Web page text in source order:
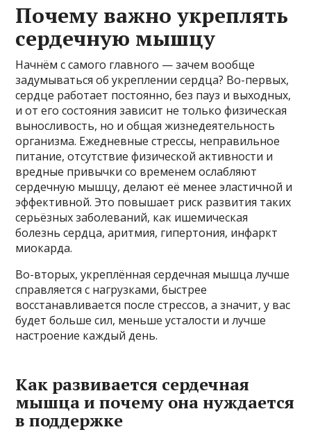
Почему важно укреплять
сердечную мышцу
Начнём с самого главного — зачем вообще
задумываться об укреплении сердца? Во-первых,
сердце работает постоянно, без пауз и выходных,
и от его состояния зависит не только физическая
выносливость, но и общая жизнедеятельность
организма. Ежедневные стрессы, неправильное
питание, отсутствие физической активности и
вредные привычки со временем ослабляют
сердечную мышцу, делают её менее эластичной и
эффективной. Это повышает риск развития таких
серьёзных заболеваний, как ишемическая
болезнь сердца, аритмия, гипертония, инфаркт
миокарда.
Во-вторых, укреплённая сердечная мышца лучше
справляется с нагрузками, быстрее
восстанавливается после стрессов, а значит, у вас
будет больше сил, меньше усталости и лучше
настроение каждый день.
Как развивается сердечная
мышца и почему она нуждается
в поддержке